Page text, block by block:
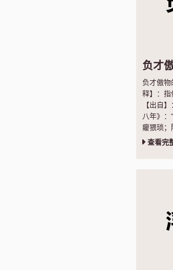
负才
负才傲
释】：指
【出自
八年》
癯猥琐；
于徽州馆
查看完